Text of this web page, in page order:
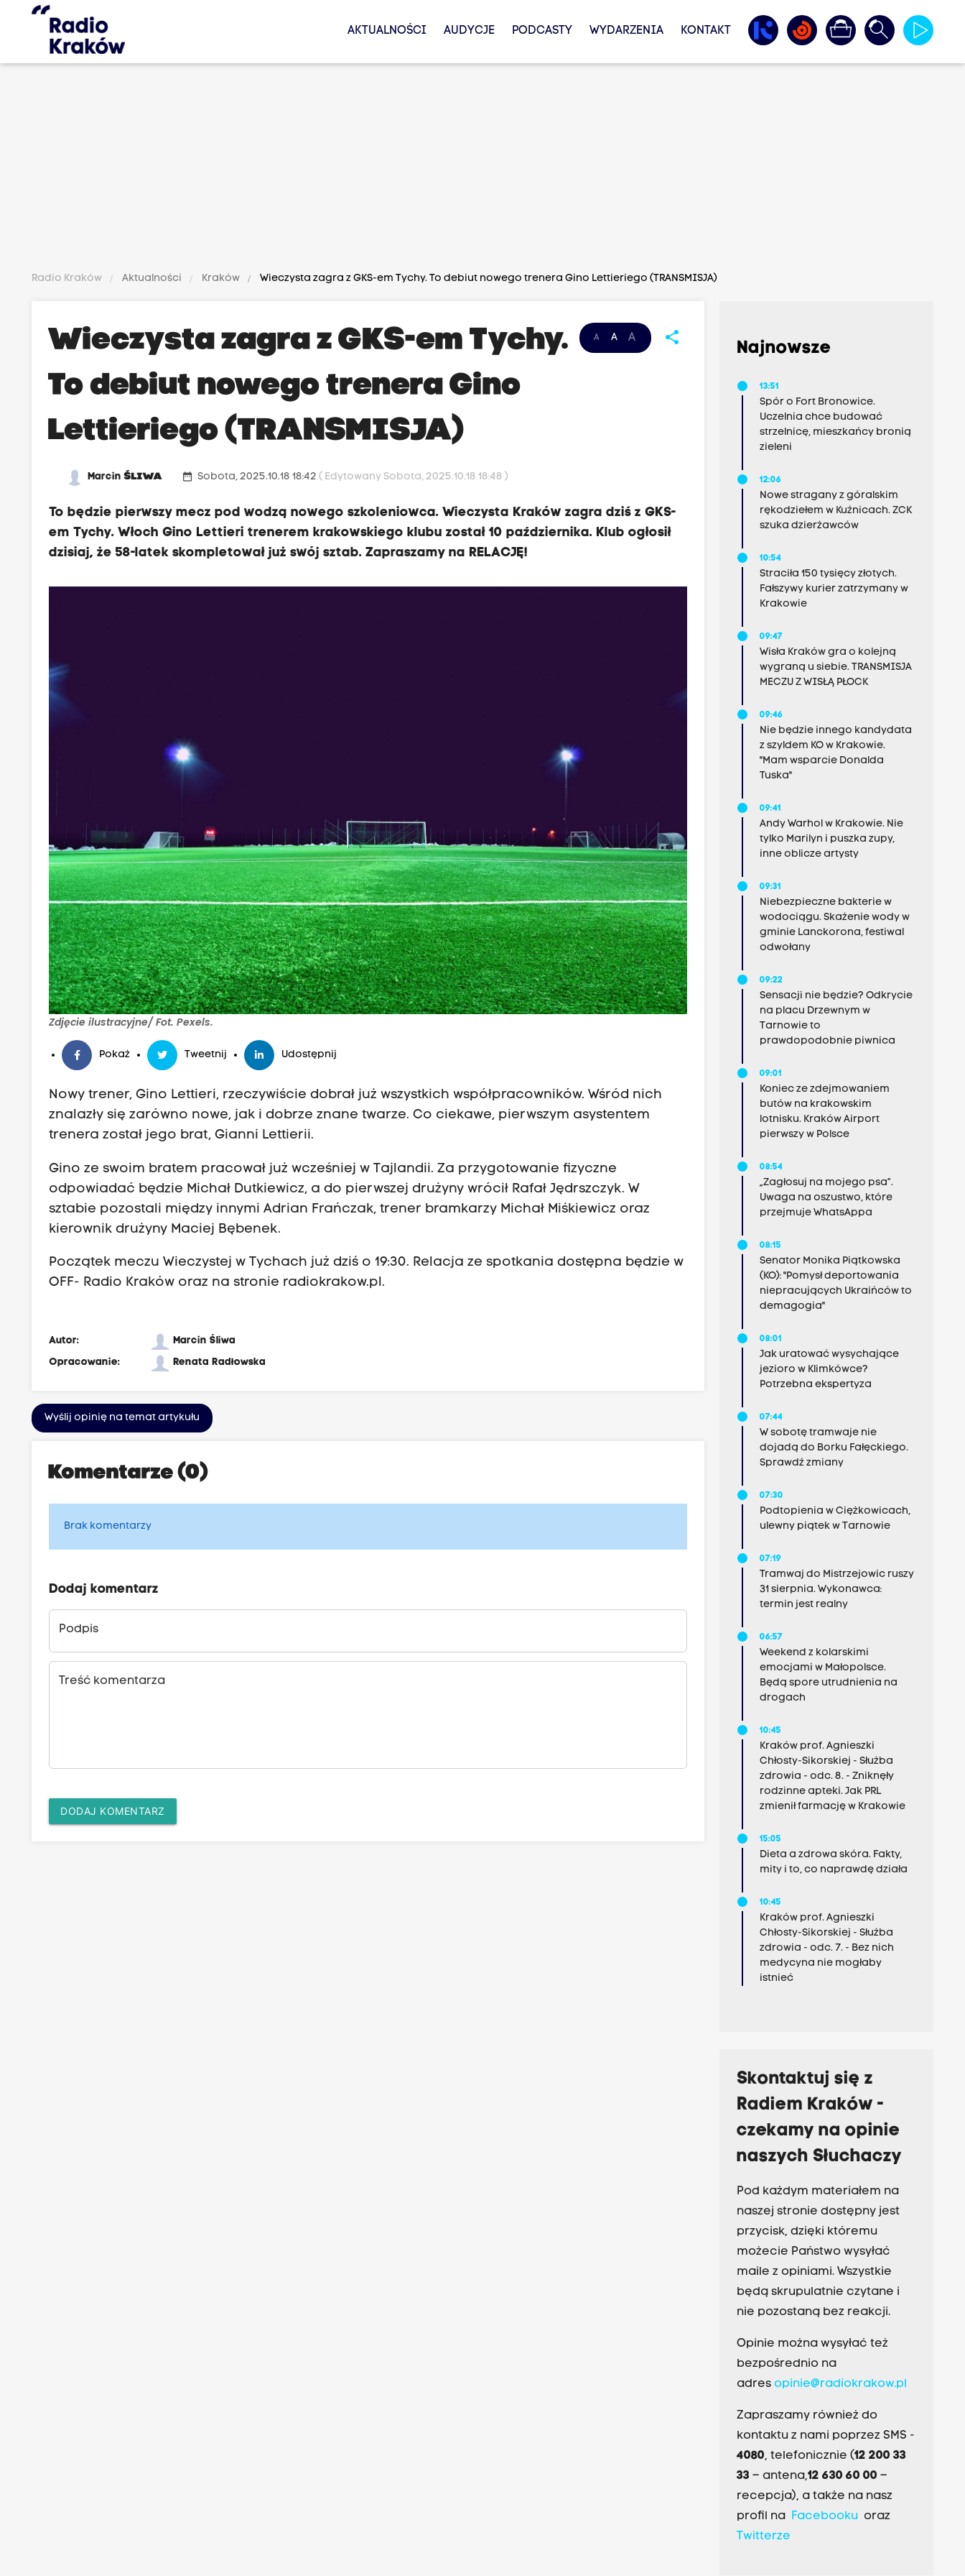
AKTUALNOŚCI AUDYCJE PODCASTY WYDARZENIA KONTAKT
Radio Kraków Aktualności Kraków Wieczysta zagra z GKS-em Tychy. To debiut nowego trenera Gino Lettieriego (TRANSMISJA)
A A A share
Wieczysta zagra z GKS-em Tychy.
To debiut nowego trenera Gino
Lettieriego (TRANSMISJA)
MarcinŚLIWA date_range Sobota, 2025.10.18 18:42( Edytowany Sobota, 2025.10.18 18:48 )
To będzie pierwszy mecz pod wodzą nowego szkoleniowca. Wieczysta Kraków zagra dziś z GKS-
em Tychy. Włoch Gino Lettieri trenerem krakowskiego klubu został 10 października. Klub ogłosił
dzisiaj, że 58-latek skompletował już swój sztab. Zapraszamy na RELACJĘ!
Zdjęcie ilustracyjne/ Fot. Pexels.
Pokaż Tweetnij Udostępnij
Nowy trener, Gino Lettieri, rzeczywiście dobrał już wszystkich współpracowników. Wśród nich
znalazły się zarówno nowe, jak i dobrze znane twarze. Co ciekawe, pierwszym asystentem
trenera został jego brat, Gianni Lettierii.
Gino ze swoim bratem pracował już wcześniej w Tajlandii. Za przygotowanie fizyczne
odpowiadać będzie Michał Dutkiewicz, a do pierwszej drużyny wrócił Rafał Jędrszczyk. W
sztabie pozostali między innymi Adrian Frańczak, trener bramkarzy Michał Miśkiewicz oraz
kierownik drużyny Maciej Bębenek.
Początek meczu Wieczystej w Tychach już dziś o 19:30. Relacja ze spotkania dostępna będzie w
OFF- Radio Kraków oraz na stronie radiokrakow.pl.
Autor:
Marcin Śliwa
Opracowanie:
Renata Radłowska
Wyślij opinię na temat artykułu
Komentarze (0)
Brak komentarzy
Dodaj komentarz
Podpis
Treść komentarza
DODAJ KOMENTARZ
Najnowsze
13:51
Spór o Fort Bronowice.
Uczelnia chce budować
strzelnicę, mieszkańcy bronią
zieleni
12:06
Nowe stragany z góralskim
rękodziełem w Kuźnicach. ZCK
szuka dzierżawców
10:54
Straciła 150 tysięcy złotych.
Fałszywy kurier zatrzymany w
Krakowie
09:47
Wisła Kraków gra o kolejną
wygraną u siebie. TRANSMISJA
MECZU Z WISŁĄ PŁOCK
09:46
Nie będzie innego kandydata
z szyldem KO w Krakowie.
"Mam wsparcie Donalda
Tuska"
09:41
Andy Warhol w Krakowie. Nie
tylko Marilyn i puszka zupy,
inne oblicze artysty
09:31
Niebezpieczne bakterie w
wodociągu. Skażenie wody w
gminie Lanckorona, festiwal
odwołany
09:22
Sensacji nie będzie? Odkrycie
na placu Drzewnym w
Tarnowie to
prawdopodobnie piwnica
09:01
Koniec ze zdejmowaniem
butów na krakowskim
lotnisku. Kraków Airport
pierwszy w Polsce
08:54
„Zagłosuj na mojego psa”.
Uwaga na oszustwo, które
przejmuje WhatsAppa
08:15
Senator Monika Piątkowska
(KO): "Pomysł deportowania
niepracujących Ukraińców to
demagogia"
08:01
Jak uratować wysychające
jezioro w Klimkówce?
Potrzebna ekspertyza
07:44
W sobotę tramwaje nie
dojadą do Borku Fałęckiego.
Sprawdź zmiany
07:30
Podtopienia w Ciężkowicach,
ulewny piątek w Tarnowie
07:19
Tramwaj do Mistrzejowic ruszy
31 sierpnia. Wykonawca:
termin jest realny
06:57
Weekend z kolarskimi
emocjami w Małopolsce.
Będą spore utrudnienia na
drogach
10:45
Kraków prof. Agnieszki
Chłosty-Sikorskiej - Służba
zdrowia - odc. 8. - Zniknęły
rodzinne apteki. Jak PRL
zmienił farmację w Krakowie
15:05
Dieta a zdrowa skóra. Fakty,
mity i to, co naprawdę działa
10:45
Kraków prof. Agnieszki
Chłosty-Sikorskiej - Służba
zdrowia - odc. 7. - Bez nich
medycyna nie mogłaby
istnieć
Skontaktuj się z
Radiem Kraków -
czekamy na opinie
naszych Słuchaczy
Pod każdym materiałem na
naszej stronie dostępny jest
przycisk, dzięki któremu
możecie Państwo wysyłać
maile z opiniami. Wszystkie
będą skrupulatnie czytane i
nie pozostaną bez reakcji.
Opinie można wysyłać też
bezpośrednio na
adres opinie@radiokrakow.pl
Zapraszamy również do
kontaktu z nami poprzez SMS -
4080, telefonicznie (12 200 33
33– antena,12 630 60 00 –
recepcja), a także na nasz
profil na Facebookuoraz
Twitterze